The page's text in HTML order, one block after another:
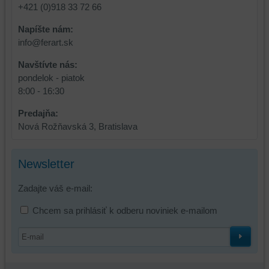
+421 (0)918 33 72 66
Napíšte nám:
info@ferart.sk
Navštívte nás:
pondelok - piatok
8:00 - 16:30
Predajňa:
Nová Rožňavská 3, Bratislava
Newsletter
Zadajte váš e-mail:
Chcem sa prihlásiť k odberu noviniek e-mailom
a
dosiahnutie
základnej
platformy,
zážitku
z
a
zabezpečenia.
funkcie,
ktoré
zlepšujú
zážitok
z
prehliadania,
niektoré
z
preferencií
bez
toho,
ste
používateľský